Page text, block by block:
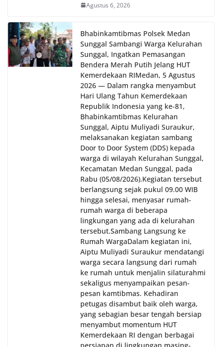
Agustus 6, 2026
Bhabinkamtibmas Polsek Medan
Sunggal Sambangi Warga Kelurahan
Sunggal, Ingatkan Pemasangan
Bendera Merah Putih Jelang HUT
Kemerdekaan RI‎‎Medan, 5 Agustus
2026 — Dalam rangka menyambut
Hari Ulang Tahun Kemerdekaan
Republik Indonesia yang ke-81,
Bhabinkamtibmas Kelurahan
Sunggal, Aiptu Muliyadi Suraukur,
melaksanakan kegiatan sambang
Door to Door System (DDS) kepada
warga di wilayah Kelurahan Sunggal,
Kecamatan Medan Sunggal, pada
Rabu (05/08/2026).‎‎Kegiatan tersebut
berlangsung sejak pukul 09.00 WIB
hingga selesai, menyasar rumah-
rumah warga di beberapa
lingkungan yang ada di kelurahan
tersebut.‎Sambang Langsung ke
Rumah Warga‎Dalam kegiatan ini,
Aiptu Muliyadi Suraukur mendatangi
warga secara langsung dari rumah
ke rumah untuk menjalin silaturahmi
sekaligus menyampaikan pesan-
pesan kamtibmas. Kehadiran
petugas disambut baik oleh warga,
yang sebagian besar tengah bersiap
menyambut momentum HUT
Kemerdekaan RI dengan berbagai